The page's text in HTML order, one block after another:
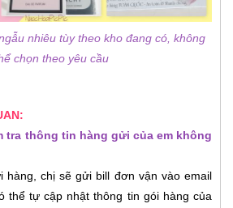
nhiêu tùy theo kho đang có, không
chọn theo yêu cầu
tra thông tin hàng gửi của em không
hàng, chị sẽ gửi bill đơn vận vào email
thể tự cập nhật thông tin gói hàng của